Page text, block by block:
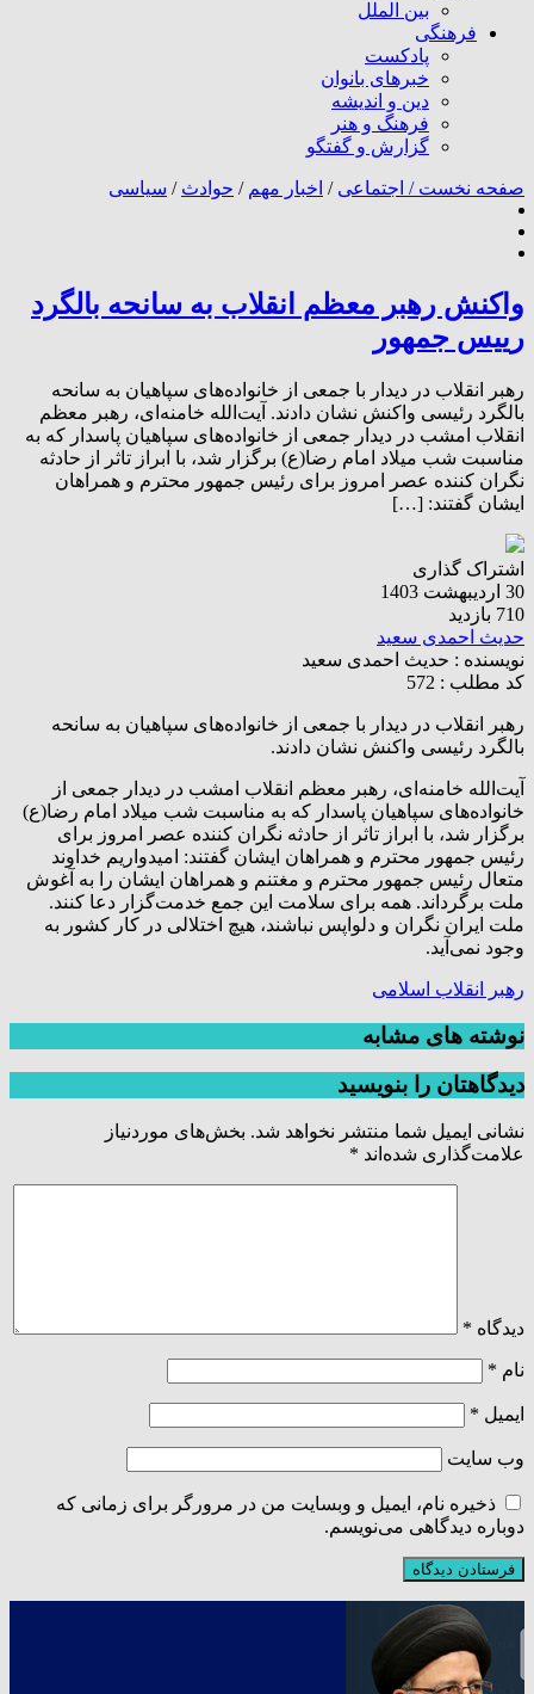
بین الملل
فرهنگی
پادکست
خبرهای بانوان
دین و اندیشه
فرهنگ و هنر
گزارش و گفتگو
صفحه نخست / اجتماعی / اخبار مهم / حوادث / سیاسی
واکنش رهبر معظم انقلاب به سانحه بالگرد
رییس جمهور
رهبر انقلاب در دیدار با جمعی از خانواده‌های سپاهیان به سانحه
بالگرد رئیسی واکنش نشان دادند. آیت‌الله خامنه‌ای، رهبر معظم
انقلاب امشب در دیدار جمعی از خانواده‌های سپاهیان پاسدار که به
مناسبت شب میلاد امام رضا(ع) برگزار شد، با ابراز تاثر از حادثه
نگران کننده عصر امروز برای رئیس جمهور محترم و همراهان
ایشان گفتند: […]
اشتراک گذاری
30 اردیبهشت 1403
710 بازدید
حدیث احمدی سعید
نویسنده : حدیث احمدی سعید
کد مطلب : 572
رهبر انقلاب در دیدار با جمعی از خانواده‌های سپاهیان به سانحه
بالگرد رئیسی واکنش نشان دادند.
آیت‌الله خامنه‌ای، رهبر معظم انقلاب امشب در دیدار جمعی از
خانواده‌های سپاهیان پاسدار که به مناسبت شب میلاد امام رضا(ع)
برگزار شد، با ابراز تاثر از حادثه نگران کننده عصر امروز برای
رئیس جمهور محترم و همراهان ایشان گفتند: امیدواریم خداوند
متعال رئیس جمهور محترم و مغتنم و همراهان ایشان را به آغوش
ملت برگرداند. همه برای سلامت این جمع خدمت‌گزار دعا کنند.
ملت ایران نگران و دلواپس نباشند، هیچ اختلالی در کار کشور به
وجود نمی‌آید.
رهبر انقلاب اسلامی
نوشته های مشابه
دیدگاهتان را بنویسید
نشانی ایمیل شما منتشر نخواهد شد. بخش‌های موردنیاز
علامت‌گذاری شده‌اند *
دیدگاه *
نام *
ایمیل *
وب‌ سایت
ذخیره نام، ایمیل و وبسایت من در مرورگر برای زمانی که
دوباره دیدگاهی می‌نویسم.